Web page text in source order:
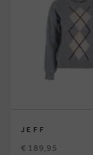
JEFF
€ 189,95